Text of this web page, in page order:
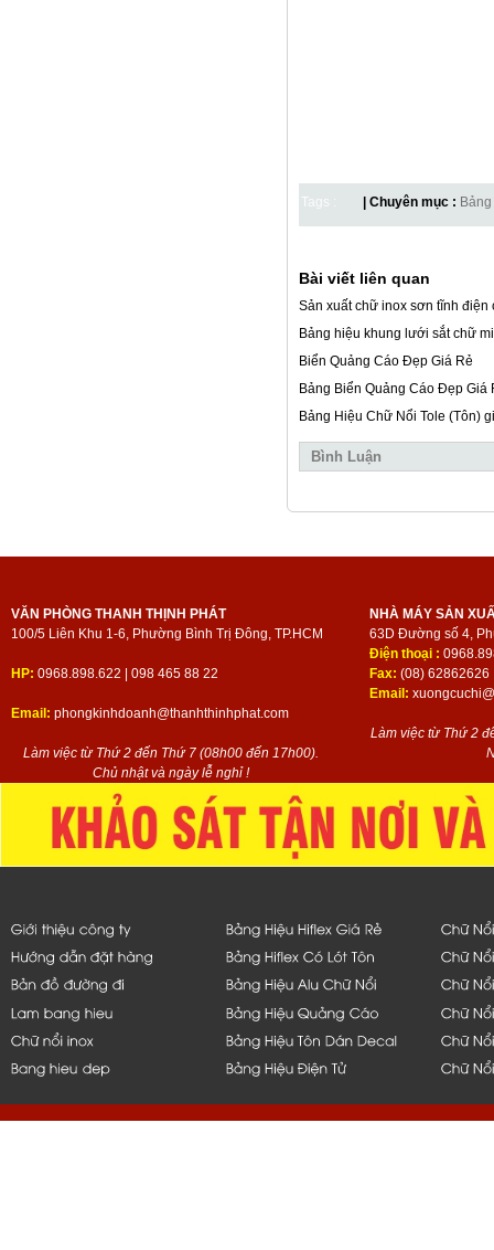
Tags : | Chuyên mục :
Bài viết liên quan
Sản xuất chữ inox sơn tĩnh điện
Bảng hiệu khung lưới sắt chữ
Biển Quảng Cáo Đẹp Giá Rẻ
Bảng Biển Quảng Cáo Đẹp Giá
Bảng Hiệu Chữ Nổi Tole (Tôn)
Bình Luận
VĂN PHÒNG THANH THỊNH PHÁT
100/5 Liên Khu 1-6, Phường Bình Trị Đông, TP.HCM
HP: 0968.898.622 | 098 465 88 22
Email: phongkinhdoanh@thanhthinhphat.com
Làm việc từ Thứ 2 đến Thứ 7 (08h00 đến 17h00).
Chủ nhật và ngày lễ nghỉ !
NHÀ MÁY SẢN
63D Đường số 4,
Điện thoại :
Fax: (08) 62862626
Email:
Làm việc từ Thứ 2